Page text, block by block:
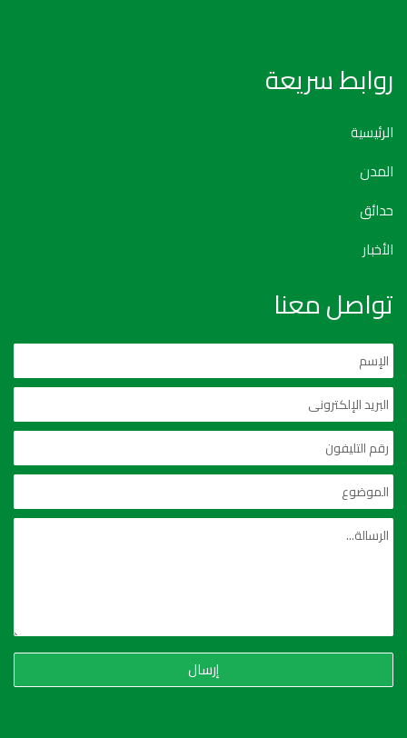
روابط سريعة
الرئيسية
المدن
حدائق
الأخبار
تواصل معنا
إرسال